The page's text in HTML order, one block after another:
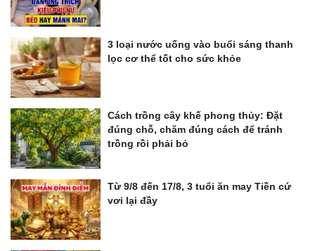
3 loại nước uống vào buổi sáng thanh
lọc cơ thể tốt cho sức khỏe
Cách trồng cây khế phong thủy: Đặt
đúng chỗ, chăm đúng cách để tránh
trồng rồi phải bỏ
Từ 9/8 đến 17/8, 3 tuổi ăn may Tiền cứ
vơi lại đầy